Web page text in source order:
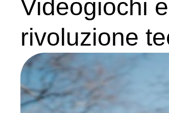
Videogiochi
rivoluzione